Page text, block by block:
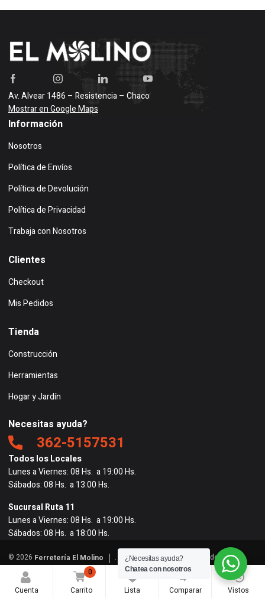
Cuenta
0
Carrito
0
Lista
Comparar
Vistos
Av. Alvear 1486 – Resistencia – Chaco
Mostrar en Google Maps
Información
Nosotros
Política de Envíos
Política de Devolución
Política de Privacidad
Trabaja con Nosotros
Clientes
Checkout
Mis Pedidos
Tienda
Construcción
Herramientas
Hogar y Jardín
Necesitas ayuda?
362-5157531
Todos los Locales
Lunes a Viernes: 08 Hs. a 19:00 Hs.
Sábados: 08 Hs. a 13:00 Hs.
Sucursal Ruta 11
Lunes a Viernes: 08 Hs. a 19:00 Hs.
Sábados: 08 Hs. a 18:00 Hs.
© 2026 Ferretería El Molino
. Todos los derechos reservados. |
Powered by
BigRedes
¿Necesitas ayuda?
Chatea con nosotros